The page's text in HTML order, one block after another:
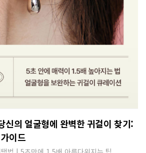
의 얼굴형에 완벽한 귀걸이 찾기:
이드